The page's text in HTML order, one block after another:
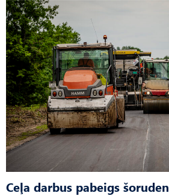
Ceļa darbus pabeigs šoruden